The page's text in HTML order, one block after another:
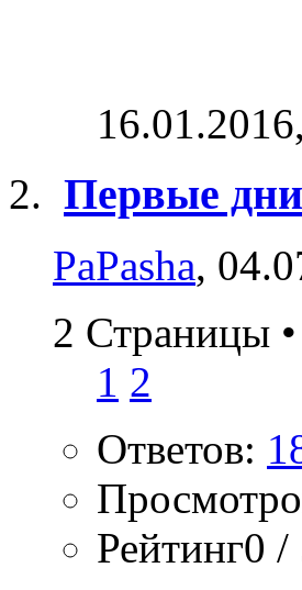
16.01.2016,
Первые дни
PaPasha,
2 Страницы •
1 2
Ответов:
Рейтинг0 /